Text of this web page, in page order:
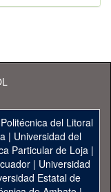
del Litoral
| Universidad del
Particular de Loja|
| Universidad
Estatal de